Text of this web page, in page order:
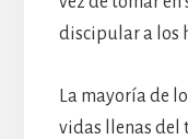
discipular a los
La mayoría de
vidas llenas del